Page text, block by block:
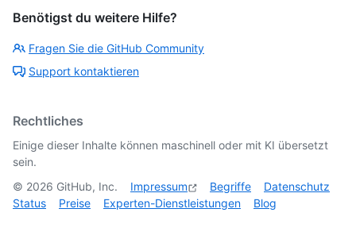
Benötigst du weitere Hilfe?
Fragen Sie die GitHub Community
Support kontaktieren
Rechtliches
Einige dieser Inhalte können maschinell oder mit KI übersetzt
sein.
© 2026 GitHub, Inc. Impressum Begriffe
Datenschutz
Status
Preise Experten-Dienstleistungen Blog